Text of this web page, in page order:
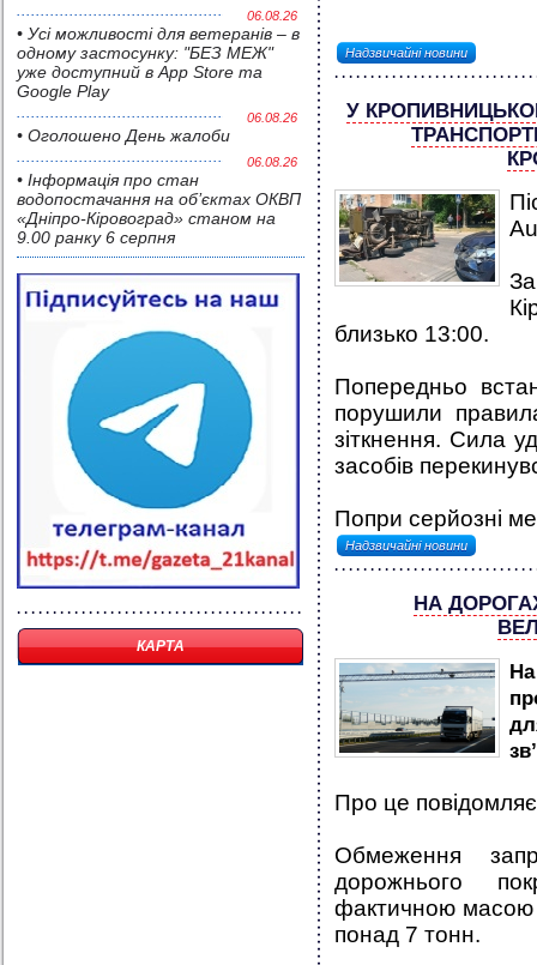
06.08.26
• Усі можливості для ветеранів – в
одному застосунку: "БЕЗ МЕЖ"
уже доступний в App Store та
Google Play
06.08.26
• Оголошено День жалоби
06.08.26
• Інформація про стан
водопостачання на об’єктах ОКВП
«Дніпро-Кіровоград» станом на
9.00 ранку 6 серпня
КАРТА
Надзвичайні новини
У
близько 13:00.
Попередньо
порушили
зіткнення. Сила
засобів
Попри серйозні
Надзвичайні новини
НА
На
Про це
Обмеження
дорожнього
фактичною масою
понад 7 тонн.